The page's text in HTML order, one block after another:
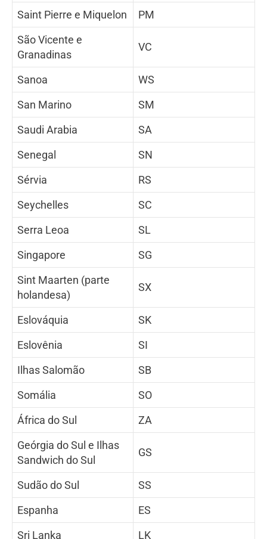
Saint Pierre e Miquelon
PM
São Vicente e
Granadinas
VC
Sanoa
WS
San Marino
SM
Saudi Arabia
SA
Senegal
SN
Sérvia
RS
Seychelles
SC
Serra Leoa
SL
Singapore
SG
Sint Maarten (parte
holandesa)
SX
Eslováquia
SK
Eslovênia
SI
Ilhas Salomão
SB
Somália
SO
África do Sul
ZA
Geórgia do Sul e Ilhas
Sandwich do Sul
GS
Sudão do Sul
SS
Espanha
ES
Sri Lanka
LK